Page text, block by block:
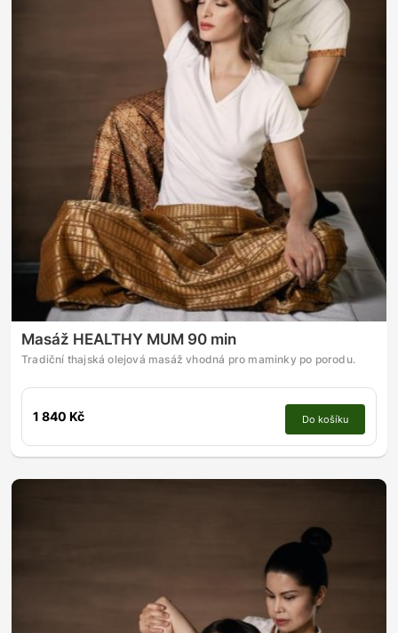
Masáž HEALTHY MUM 90 min
Tradiční thajská olejová masáž vhodná pro maminky po porodu.
1 840 Kč Do košíku